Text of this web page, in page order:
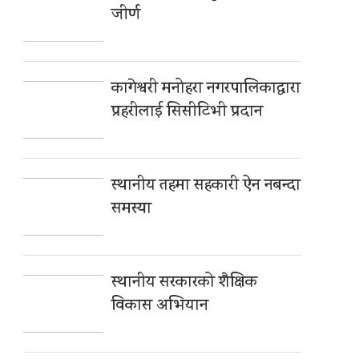
जीर्ण
कागेश्वरी मनोहरा नगरपालिकाद्धारा
प्रहरीलाई सिसीटिभी प्रदान
स्थानीय तहमा सहकारी ऐन नबन्दा
समस्या
स्थानीय सरकारको शैक्षिक
विकास अभियान